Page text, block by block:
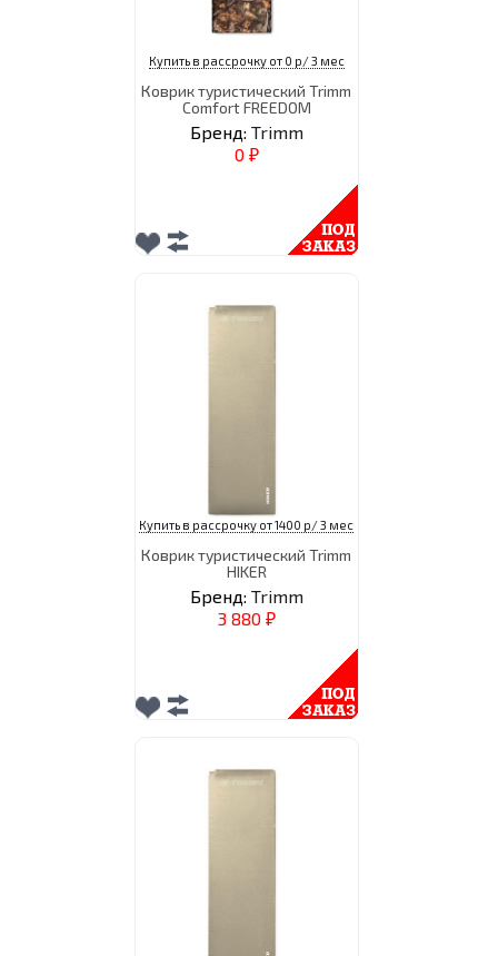
Купить в рассрочку от 0 р/ 3 мес
Коврик туристический Trimm
Comfort FREEDOM
Бренд: Trimm
0 ₽
Купить в рассрочку от 1400 р/ 3 мес
Коврик туристический Trimm
HIKER
Бренд: Trimm
3 880 ₽